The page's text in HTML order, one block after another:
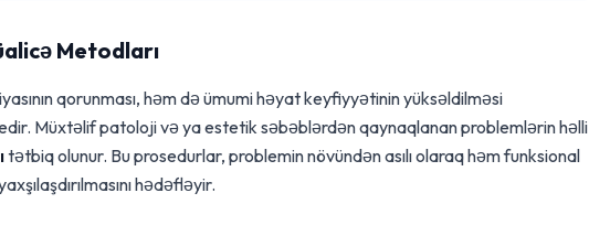
Metodları
qorunması, həm də ümumi həyat keyfiyyətinin yüksəldilməsi
Müxtəlif patoloji və ya estetik səbəblərdən qaynaqlanan problemlərin həlli
tətbiq olunur. Bu prosedurlar, problemin növündən asılı olaraq həm funksional
hədəfləyir.